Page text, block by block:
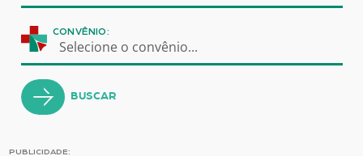
CONVÊNIO:
Selecione o convênio...
BUSCAR
PUBLICIDADE: